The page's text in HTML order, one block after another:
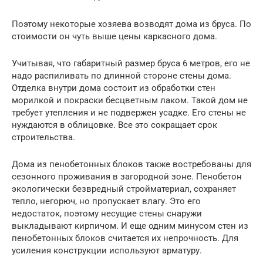
Поэтому некоторые хозяева возводят дома из бруса. По
стоимости он чуть выше цены каркасного дома.
Учитывая, что габаритный размер бруса 6 метров, его не
надо распиливать по длинной стороне стены дома.
Отделка внутри дома состоит из обработки стен
морилкой и покраски бесцветным лаком. Такой дом не
требует утепления и не подвержен усадке. Его стены не
нуждаются в облицовке. Все это сокращает срок
строительства.
Дома из пенобетонных блоков также востребованы для
сезонного проживания в загородной зоне. Пенобетон
экологически безвредный стройматериал, сохраняет
тепло, негорюч, но пропускает влагу. Это его
недостаток, поэтому несущие стены снаружи
выкладывают кирпичом. И еще одним минусом стен из
пенобетонных блоков считается их непрочность. Для
усиления конструкции используют арматуру.